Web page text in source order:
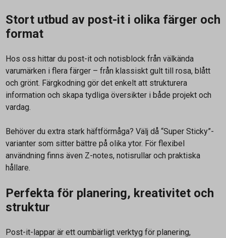
Stort utbud av post-it i olika färger och
format
Hos oss hittar du post-it och notisblock från välkända
varumärken i flera färger – från klassiskt gult till rosa, blått
och grönt. Färgkodning gör det enkelt att strukturera
information och skapa tydliga översikter i både projekt och
vardag.
Behöver du extra stark häftförmåga? Välj då “Super Sticky”-
varianter som sitter bättre på olika ytor. För flexibel
användning finns även Z-notes, notisrullar och praktiska
hållare.
Perfekta för planering, kreativitet och
struktur
Post-it-lappar är ett oumbärligt verktyg för planering,